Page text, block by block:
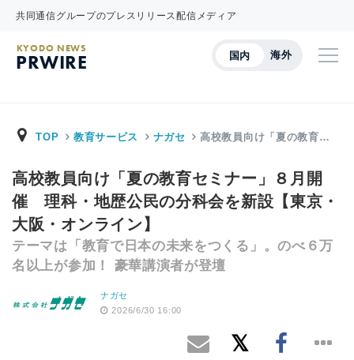
共同通信グループのプレスリリース配信メディア
国内 海外
KYODO NEWS
PRWIRE
TOP 教育サービス ナガセ 高校教員向け「夏の教育…
高校教員向け「夏の教育セミナー」８月開
催 理科・地歴公民の分科会を新設【東京・
大阪・オンライン】
テーマは「教育で日本の未来をつくる」。のべ６万
名以上が参加！ 豪華講演者が登壇
ナガセ
2026/6/30 16:00